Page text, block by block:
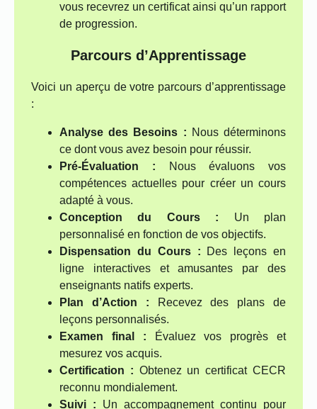
vous recevrez un certificat ainsi qu’un rapport
de progression.
Parcours d’Apprentissage
Voici un aperçu de votre parcours d’apprentissage
:
Analyse des Besoins : Nous déterminons
ce dont vous avez besoin pour réussir.
Pré-Évaluation : Nous évaluons vos
compétences actuelles pour créer un cours
adapté à vous.
Conception du Cours : Un plan
personnalisé en fonction de vos objectifs.
Dispensation du Cours : Des leçons en
ligne interactives et amusantes par des
enseignants natifs experts.
Plan d’Action : Recevez des plans de
leçons personnalisés.
Examen final : Évaluez vos progrès et
mesurez vos acquis.
Certification : Obtenez un certificat CECR
reconnu mondialement.
Suivi : Un accompagnement continu pour